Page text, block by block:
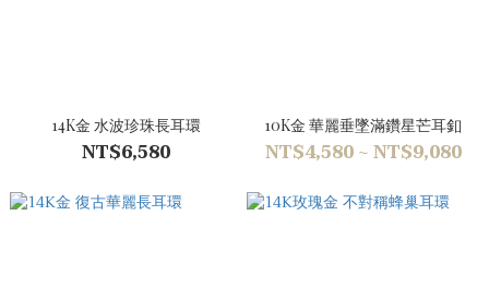
14K金 水波珍珠長耳環
NT$6,580
10K金 華麗垂墜滿鑽星芒耳釦
NT$4,580 ~ NT$9,080